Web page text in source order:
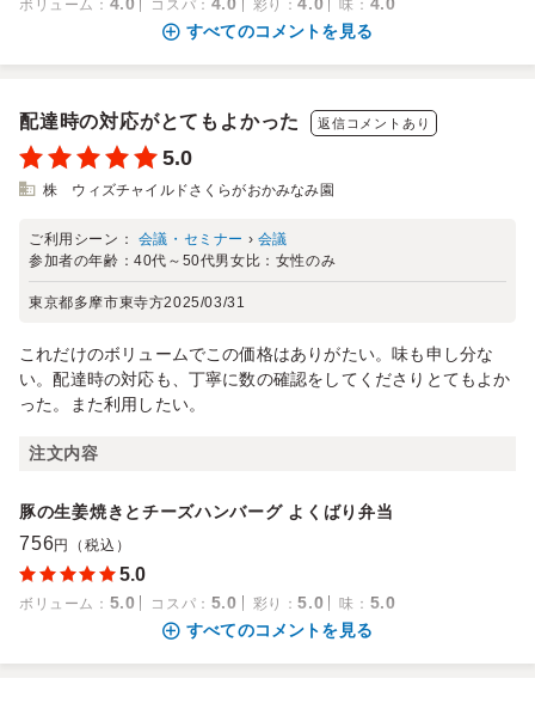
ボリューム ： コスパ ： 彩り ： 味 ：
すべてのコメントを見る
配達時の対応がとてもよかった 返信コメントあり
5.0
株 ウィズチャイルドさくらがおかみなみ園
ご利用シーン： 会議・セミナー › 会議
参加者の年齢：40代～50代男女比： 女性のみ
東京都多摩市東寺方2025/03/31
これだけのボリュームでこの価格はありがたい。味も申し分な
い。配達時の対応も、丁寧に数の確認をしてくださりとてもよか
った。また利用したい。
注文内容
豚の生姜焼きとチーズハンバーグ よくばり弁当
756円（税込）
5.0
ボリューム ： 5.0 コスパ ： 5.0 彩り ：5.0 味 ： 5.0
すべてのコメントを見る